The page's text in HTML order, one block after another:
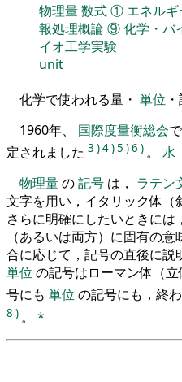
物理量数式① エネル
報処理概論⑨化学・バ
イオ工学実験
unit
化学で使われる量・ 単位
1960年、 国際度量衡総会
定されました 3 )4)5 )6 ) 。 水
物理量の記号 は， ラテン
文字を用い，イタリック体
さらに明確にしたいときに
（あるいは両方）に固有の
合に応じて，記号の直後に説
単位の記号はローマン体（
号にも 単位の記号にも，終
8 ) 。 *